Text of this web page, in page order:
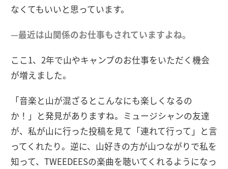
なくてもいいと思っています。
—最近は山関係のお仕事もされていますよね。
ここ1、2年で山やキャンプのお仕事をいただく機会
が増えました。
「音楽と山が混ざるとこんなにも楽しくなるの
か！」と発見がありますね。ミュージシャンの友達
が、私が山に行った投稿を見て「連れて行って」と言
ってくれたり。逆に、山好きの方が山つながりで私を
知って、TWEEDEESの楽曲を聴いてくれるようになっ